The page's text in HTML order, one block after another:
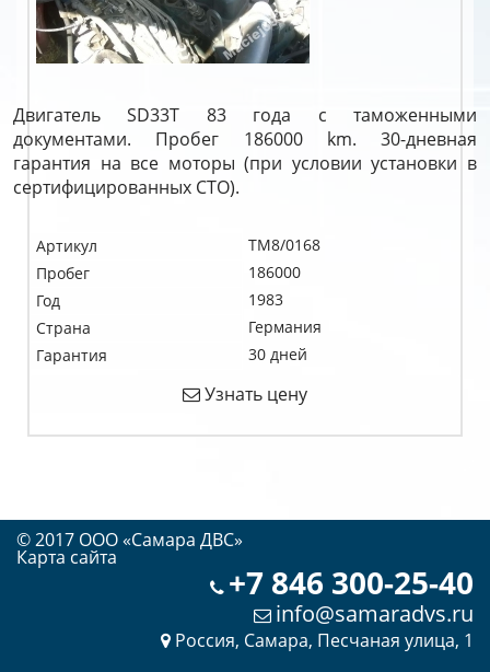
Двигатель SD33T 83 года с таможенными
документами. Пробег 186000 km. 30-дневная
гарантия на все моторы (при условии установки в
сертифицированных СТО).
Артикул
TM8/0168
Пробег
186000
Год
1983
Страна
Германия
Гарантия
30 дней
Узнать цену
© 2017 OOO «Самара ДВС»
Карта сайта
+7 846 300-25-40
info@samaradvs.ru
Россия, Самара, Песчаная улица, 1